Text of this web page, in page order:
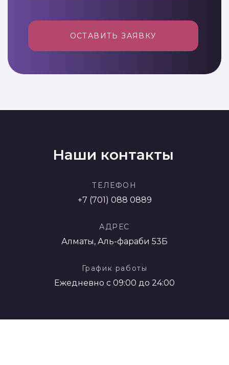
ОСТАВИТЬ ЗАЯВКУ
Наши контакты
ТЕЛЕФОН
+7 (701) 088 0889
АДРЕС
Алматы, Аль-фараби 53Б
График работы
Ежедневно с 09:00 до 24:00